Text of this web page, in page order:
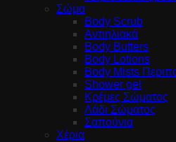
Σώμα
Body Scrub
Αντιηλιακά
Body Butters
Body Lotions
Body Mists
Shower gel
Κρέμες Σώματος
Λάδι Σώματος
Σαπούνια
Χέρια